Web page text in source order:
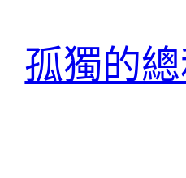
孤獨的